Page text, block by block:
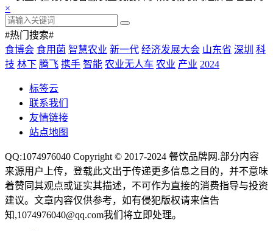
×
#热门搜索#
食博会 食用菌 智慧农业 新一代 经济发展大会 山东省 深圳 科
技 林下 腾飞 携手 智能 农业无人车 农业 产业 2024
标签云
联系我们
友情链接
站点地图
QQ:1074976040 Copyright © 2017-2024 餐饮品牌网 .部分内容
来源用户上传，登载此文出于传递更多信息之目的，并不意味
着赞同其观点或证实其描述，不可作为直接的消费指导与投资
建议。文章内容仅供参考，如有侵犯版权请来信告
知,1074976040@qq.com我们将立即处理。